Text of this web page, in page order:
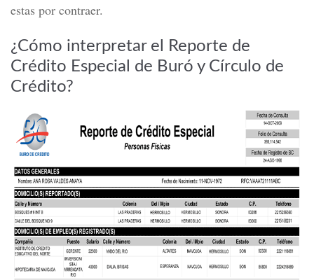
estas por contraer.
¿Cómo interpretar el Reporte de
Crédito Especial de Buró y Círculo de
Crédito?